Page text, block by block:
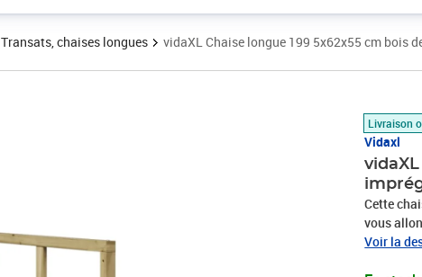
Transats, chaises longues vidaXL Chaise longue 199 5x62x55 cm bois
Livraison
Vidaxl
Cette
vous
piscine,
Voir la
Prix barré
Prix